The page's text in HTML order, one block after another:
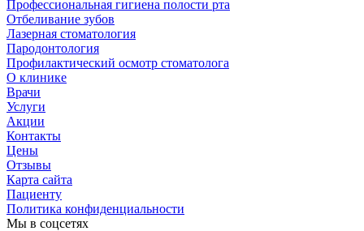
Профессиональная гигиена полости рта
Отбеливание зубов
Лазерная стоматология
Пародонтология
Профилактический осмотр стоматолога
О клинике
Врачи
Услуги
Акции
Контакты
Цены
Отзывы
Карта сайта
Пациенту
Политика конфиденциальности
Мы в соцсетях